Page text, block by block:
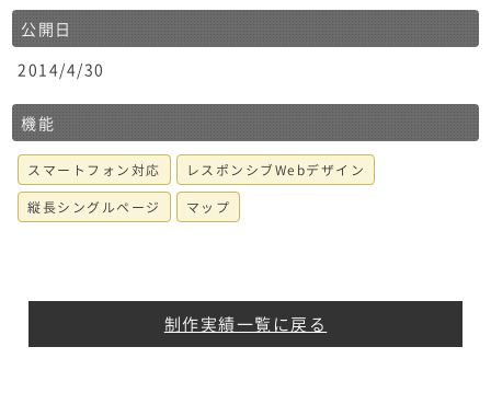
公開日
2014/4/30
機能
スマートフォン対応
レスポンシブWebデザイン
縦長シングルページ
マップ
制作実績一覧に戻る